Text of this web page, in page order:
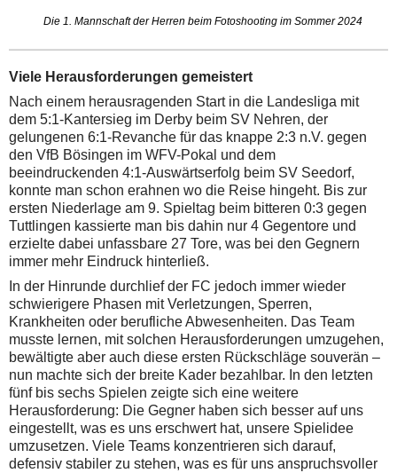
Die 1. Mannschaft der Herren beim Fotoshooting im Sommer 2024
Viele Herausforderungen gemeistert
Nach einem herausragenden Start in die Landesliga mit
dem 5:1-Kantersieg im Derby beim SV Nehren, der
gelungenen 6:1-Revanche für das knappe 2:3 n.V. gegen
den VfB Bösingen im WFV-Pokal und dem
beeindruckenden 4:1-Auswärtserfolg beim SV Seedorf,
konnte man schon erahnen wo die Reise hingeht. Bis zur
ersten Niederlage am 9. Spieltag beim bitteren 0:3 gegen
Tuttlingen kassierte man bis dahin nur 4 Gegentore und
erzielte dabei unfassbare 27 Tore, was bei den Gegnern
immer mehr Eindruck hinterließ.
In der Hinrunde durchlief der FC jedoch immer wieder
schwierigere Phasen mit Verletzungen, Sperren,
Krankheiten oder berufliche Abwesenheiten. Das Team
musste lernen, mit solchen Herausforderungen umzugehen,
bewältigte aber auch diese ersten Rückschläge souverän –
nun machte sich der breite Kader bezahlbar. In den letzten
fünf bis sechs Spielen zeigte sich eine weitere
Herausforderung: Die Gegner haben sich besser auf uns
eingestellt, was es uns erschwert hat, unsere Spielidee
umzusetzen. Viele Teams konzentrieren sich darauf,
defensiv stabiler zu stehen, was es für uns anspruchsvoller